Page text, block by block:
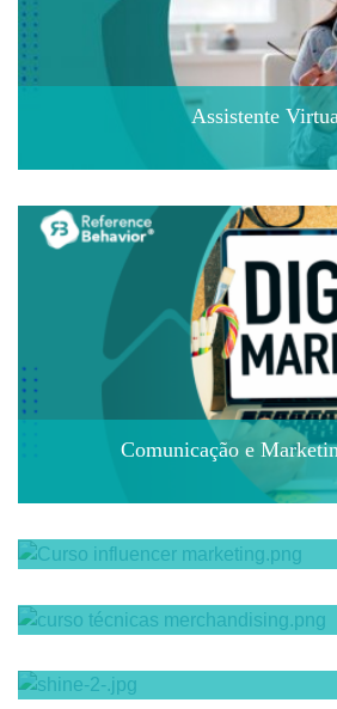
Assistente
Comunicação e